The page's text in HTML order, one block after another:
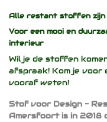
Alle restant stoffen zijn
Voor een mooi en
interieur
Wil je de stoffen
afspraak! Kom je
vooraf weten!
Stof voor Design -
Amersfoort is in 2018